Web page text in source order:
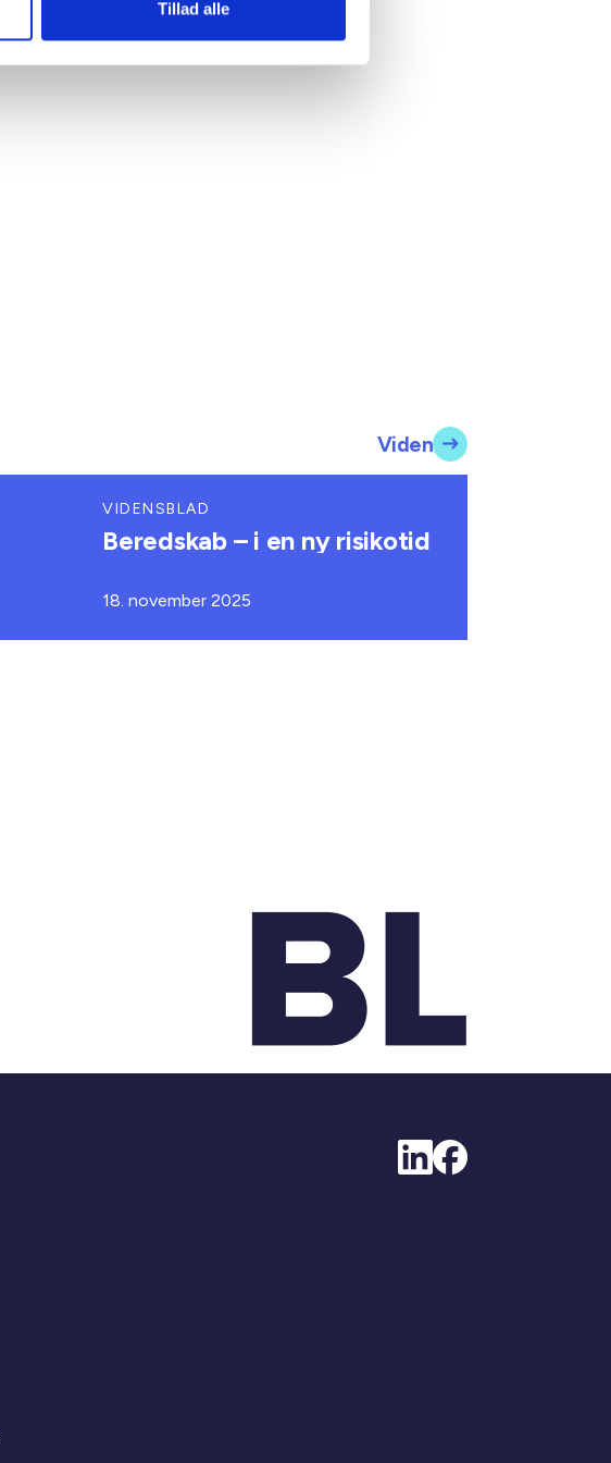
Tillad alle
Viden
VIDENSBLAD
Beredskab – i en ny risikotid
18. november 2025